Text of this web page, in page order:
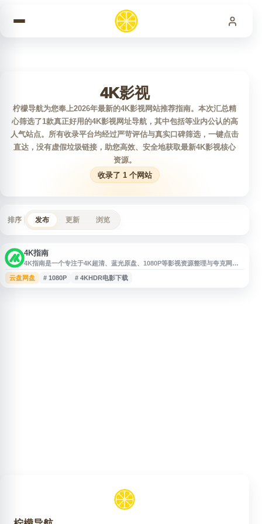
4K影视
柠檬导航为您奉上2026年最新的4K影视网站推荐指南。本次汇总精
心筛选了1款真正好用的4K影视网址导航，其中包括等业内公认的高
人气站点。所有收录平台均经过严苛评估与真实口碑筛选，一键点击
直达，没有虚假垃圾链接，助您高效、安全地获取最新4K影视核心
资源。
收录了 1 个网站
排序 发布 更新 浏览
4K指南
4K指南是一个专注于4K超清、蓝光原盘、1080P等影视资源整理与夸克网盘
分享的网站，提供电影、电视剧、HDR影片等网盘资源信息，涵盖夸克网盘资
源搜索、资源导航、热门影视资源更新等内容，适合需要查找高清影视网盘资
云盘网盘 # 1080P # 4KHDR电影下载